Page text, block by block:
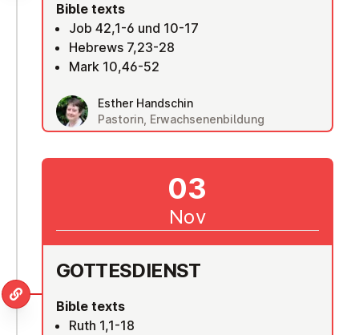
Bible texts
Job 42,1-6 und 10-17
Hebrews 7,23-28
Mark 10,46-52
Esther Handschin
Pastorin, Erwachsenenbildung
GOTTES­DI­ENST
Bible texts
Ruth 1,1-18
03
Nov